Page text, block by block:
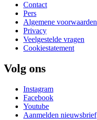
Contact
Pers
Algemene voorwaarden
Privacy
Veelgestelde vragen
Cookiestatement
Volg ons
Instagram
Facebook
Youtube
Aanmelden nieuwsbrief